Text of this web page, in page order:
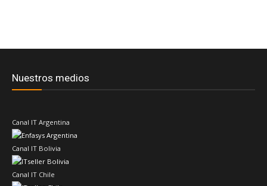
Nuestros medios
Canal IT Argentina
Canal IT Bolivia
Canal IT Chile